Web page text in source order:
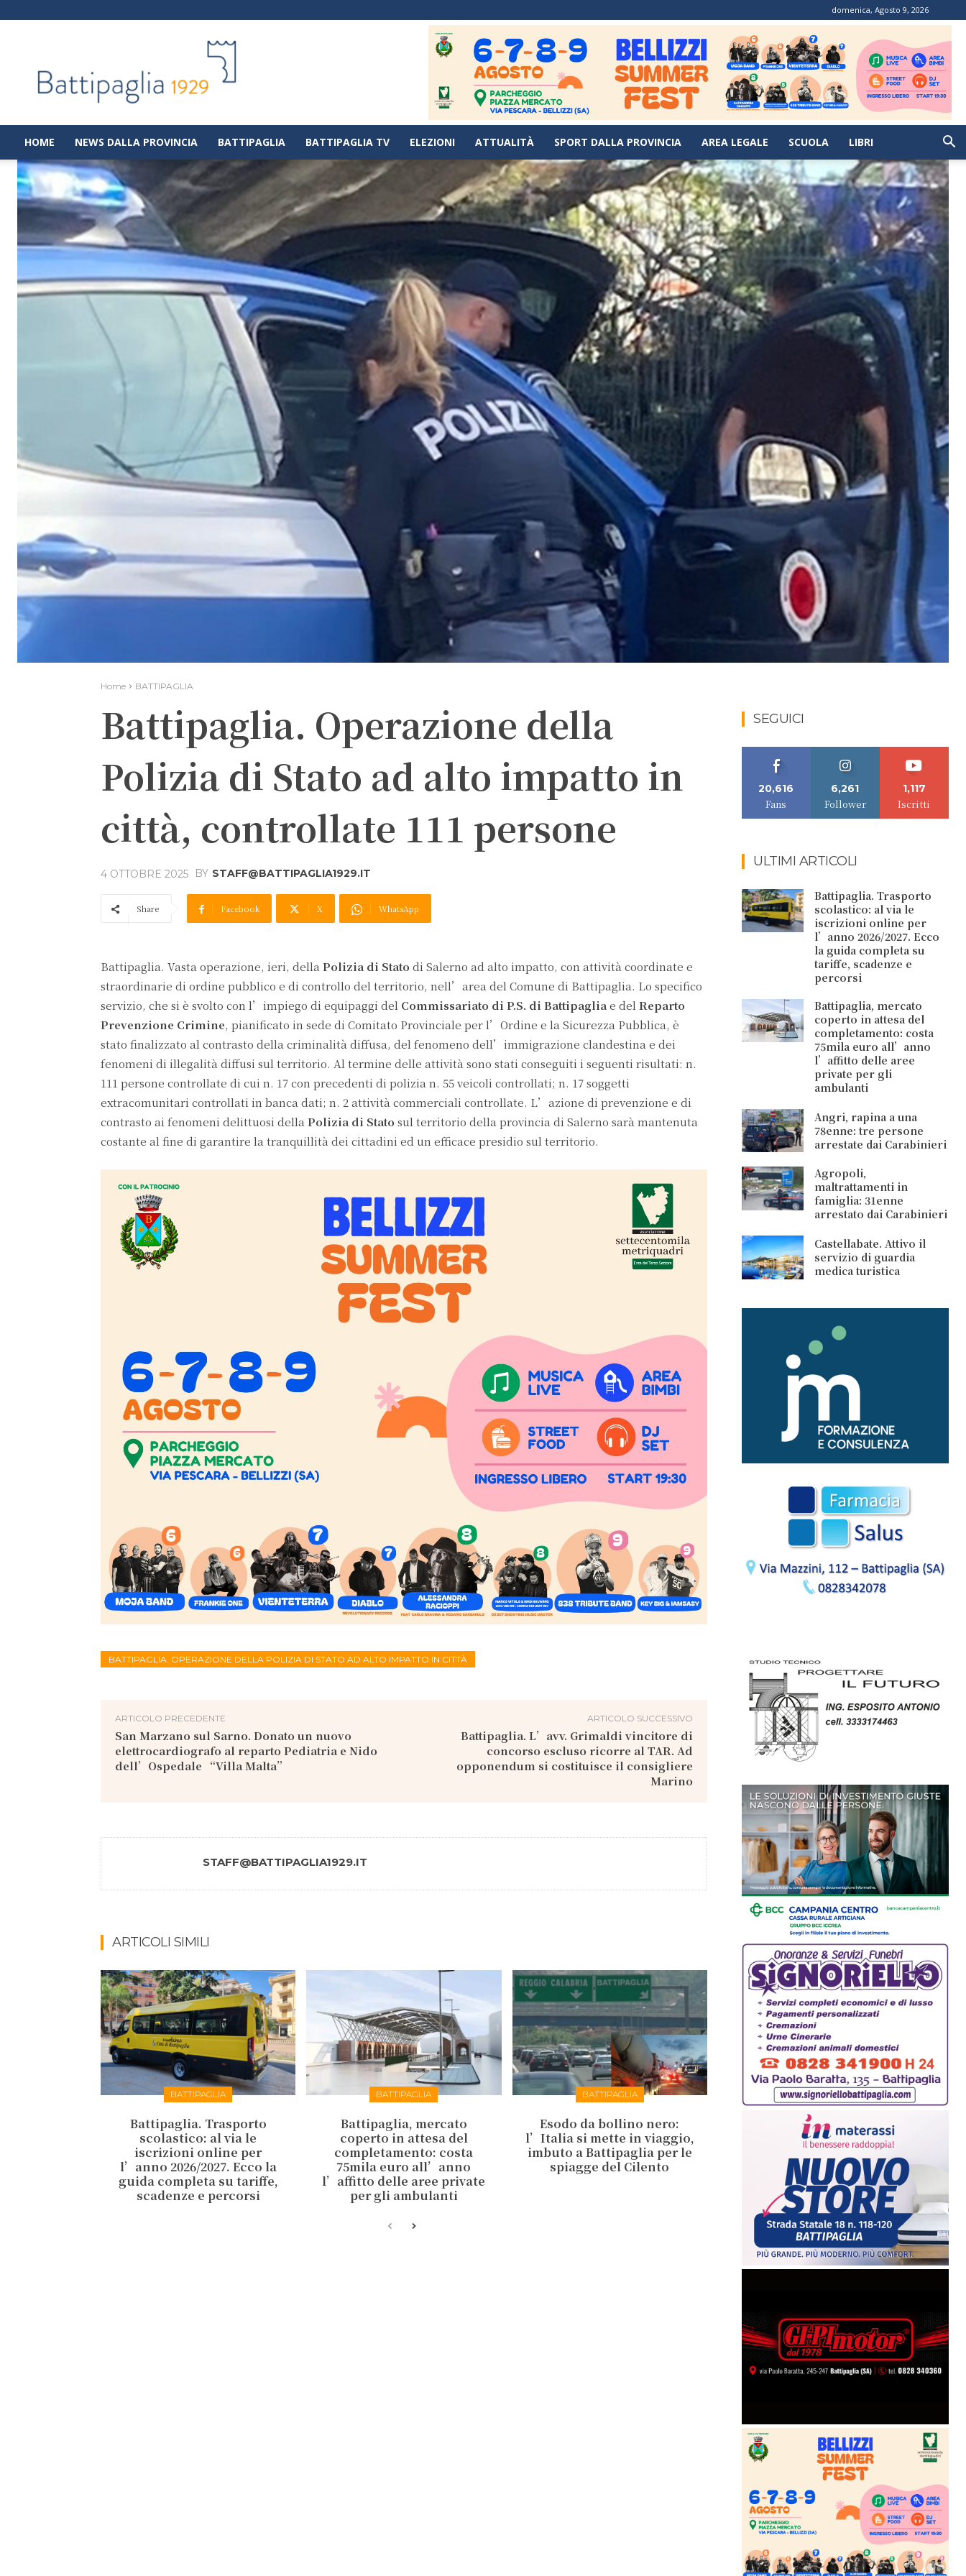
domenica, Agosto 9, 2026
|
Notizie
dalla
città
di
HOME NEWS DALLA PROVINCIA BATTIPAGLIA BATTIPAGLIA TV ELEZIONI ATTUALITÀ SPORT DALLA PROVINCIA AREA LEGALE SCUOLA LIBRI
Home BATTIPAGLIA
Battipaglia. Operazione della
Polizia di Stato ad alto impatto in
città, controllate 111 persone
4 OTTOBRE 2025 BY STAFF@BATTIPAGLIA1929.IT
Share Facebook X WhatsApp
Battipaglia. Vasta operazione, ieri, della Polizia di Stato di Salerno ad alto impatto, con attività coordinate e
straordinarie di ordine pubblico e di controllo del territorio, nell’area del Comune di Battipaglia. Lo specifico
servizio, che si è svolto con l’impiego di equipaggi del Commissariato di P.S. di Battipaglia e del Reparto
Prevenzione Crimine, pianificato in sede di Comitato Provinciale per l’Ordine e la Sicurezza Pubblica, è
stato finalizzato al contrasto della criminalità diffusa, del fenomeno dell’immigrazione clandestina e dei
fenomeni di illegalità diffusi sul territorio. Al termine delle attività sono stati conseguiti i seguenti risultati: n.
111 persone controllate di cui n. 17 con precedenti di polizia n. 55 veicoli controllati; n. 17 soggetti
extracomunitari controllati in banca dati; n. 2 attività commerciali controllate. L’azione di prevenzione e di
contrasto ai fenomeni delittuosi della Polizia di Stato sul territorio della provincia di Salerno sarà mantenuta
costante al fine di garantire la tranquillità dei cittadini ed un efficace presidio sul territorio.
BATTIPAGLIA. OPERAZIONE DELLA POLIZIA DI STATO AD ALTO IMPATTO IN CITTÀ
ARTICOLO PRECEDENTE
San Marzano sul Sarno. Donato un nuovo
elettrocardiografo al reparto Pediatria e Nido
dell’Ospedale “Villa Malta”
ARTICOLO SUCCESSIVO
Battipaglia. L’avv. Grimaldi vincitore di
concorso escluso ricorre al TAR. Ad
opponendum si costituisce il consigliere
Marino
STAFF@BATTIPAGLIA1929.IT
ARTICOLI SIMILI
BATTIPAGLIA
Battipaglia. Trasporto
scolastico: al via le
iscrizioni online per
l’anno 2026/2027. Ecco la
guida completa su tariffe,
scadenze e percorsi
BATTIPAGLIA
Battipaglia, mercato
coperto in attesa del
completamento: costa
75mila euro all’anno
l’affitto delle aree private
per gli ambulanti
BATTIPAGLIA
Esodo da bollino nero:
l’Italia si mette in viaggio,
imbuto a Battipaglia per le
spiagge del Cilento
SEGUICI
20,616
Fans
6,261
Follower
1,117
Iscritti
ULTIMI ARTICOLI
Battipaglia. Trasporto
scolastico: al via le
iscrizioni online per
l’anno 2026/2027. Ecco
la guida completa su
tariffe, scadenze e
percorsi
Battipaglia, mercato
coperto in attesa del
completamento: costa
75mila euro all’anno
l’affitto delle aree
private per gli
ambulanti
Angri, rapina a una
78enne: tre persone
arrestate dai Carabinieri
Agropoli,
maltrattamenti in
famiglia: 31enne
arrestato dai Carabinieri
Castellabate. Attivo il
servizio di guardia
medica turistica